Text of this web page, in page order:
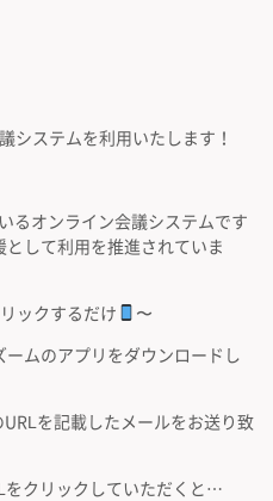
システムを利用いたします！
るオンライン会議システムです
として利用を推進されていま
ックするだけ
〜
ムのアプリをダウンロードし
を記載したメールをお送り致
クリックしていただくと…